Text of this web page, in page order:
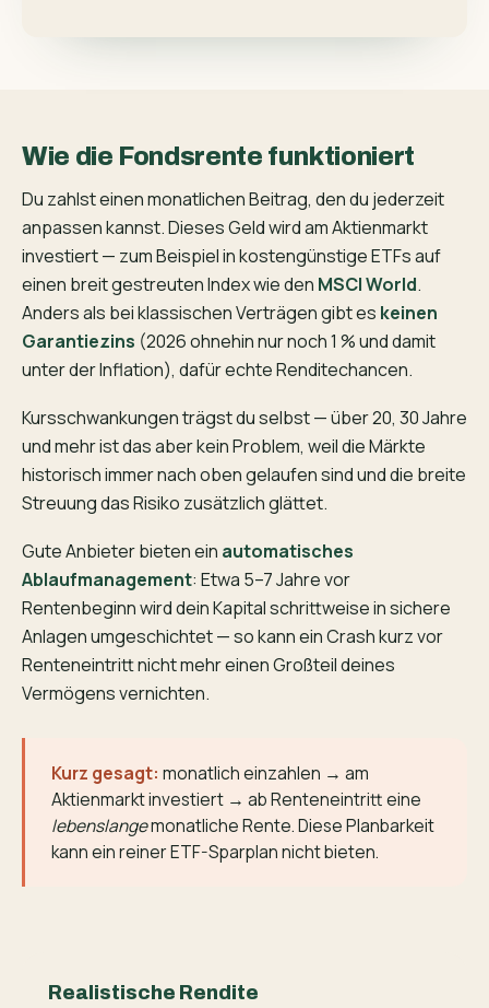
Wie die Fondsrente funktioniert
Du zahlst einen monatlichen Beitrag, den du jederzeit
anpassen kannst. Dieses Geld wird am Aktienmarkt
investiert — zum Beispiel in kostengünstige ETFs auf
einen breit gestreuten Index wie den MSCI World.
Anders als bei klassischen Verträgen gibt es keinen
Garantiezins (2026 ohnehin nur noch 1 % und damit
unter der Inflation), dafür echte Renditechancen.
Kursschwankungen trägst du selbst — über 20, 30 Jahre
und mehr ist das aber kein Problem, weil die Märkte
historisch immer nach oben gelaufen sind und die breite
Streuung das Risiko zusätzlich glättet.
Gute Anbieter bieten ein automatisches
Ablaufmanagement: Etwa 5–7 Jahre vor
Rentenbeginn wird dein Kapital schrittweise in sichere
Anlagen umgeschichtet — so kann ein Crash kurz vor
Renteneintritt nicht mehr einen Großteil deines
Vermögens vernichten.
Kurz gesagt: monatlich einzahlen → am
Aktienmarkt investiert → ab Renteneintritt eine
lebenslangemonatliche Rente. Diese Planbarkeit
kann ein reiner ETF-Sparplan nicht bieten.
Realistische Rendite